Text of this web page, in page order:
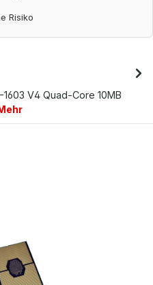
Risiko
V4 Quad-Core 10MB